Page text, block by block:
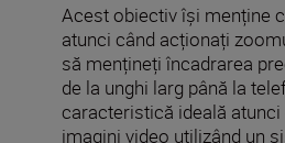
Acest obiectiv își menține
atunci când acționați
să mențineți încadrarea
de la unghi larg până la
caracteristică ideală
imagini video utilizând un